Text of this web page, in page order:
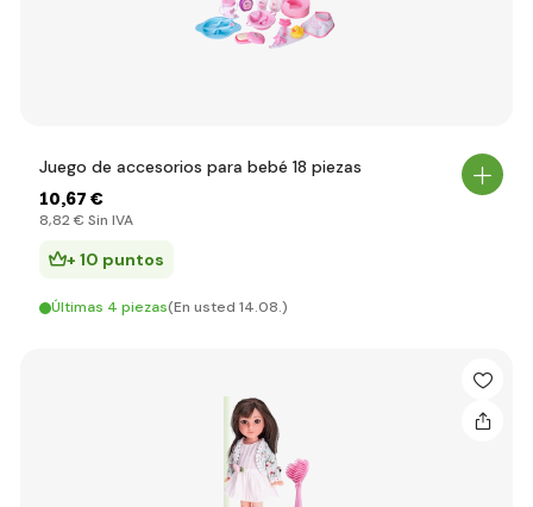
Juego de accesorios para bebé 18 piezas
10,67 €
8,82 € Sin IVA
+ 10 puntos
Últimas 4 piezas(En usted 14.08.)